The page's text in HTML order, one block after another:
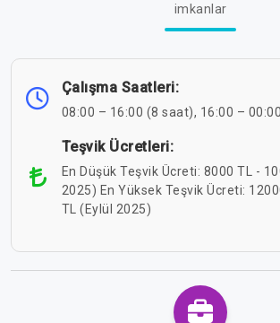
imkanlar
Çalışma Saatleri:
08:00 – 16:00 (8 saat), 16:00 –
Teşvik Ücretleri:
En Düşük Teşvik Ücreti: 8000 TL -
2025) En Yüksek Teşvik Ücreti:
TL (Eylül 2025)